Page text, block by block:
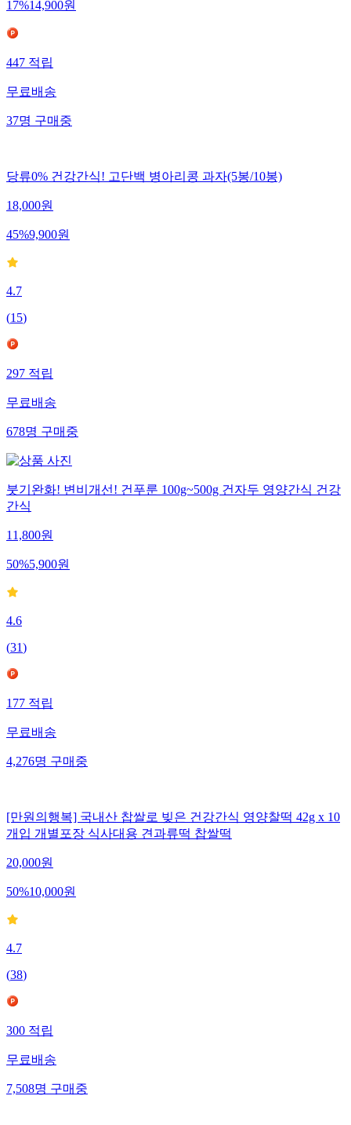
17%14,900원
447 적립
무료배송
37명 구매중
당류0% 건강간식! 고단백 병아리콩 과자(5봉/10봉)
18,000원
45%9,900원
4.7
(15)
297적립
무료배송
678명구매중
붓기완화! 변비개선! 건푸룬 100g~500g 건자두 영양간식 건강
간식
11,800원
50%5,900원
4.6
(31)
177적립
무료배송
4,276명구매중
[만원의행복] 국내산 찹쌀로 빚은 건강간식 영양찰떡 42g x 10
개입 개별포장 식사대용 견과류떡 찹쌀떡
20,000원
50%10,000원
4.7
(38)
300적립
무료배송
7,508명구매중